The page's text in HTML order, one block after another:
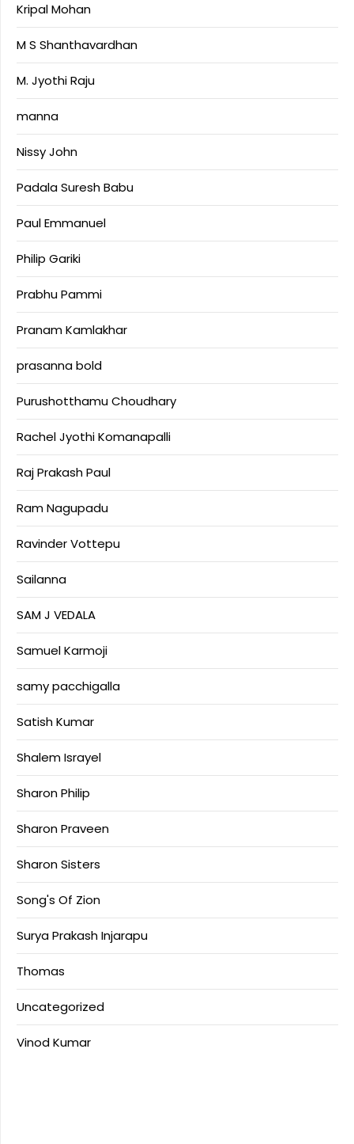
Kripal Mohan
M S Shanthavardhan
M. Jyothi Raju
manna
Nissy John
Padala Suresh Babu
Paul Emmanuel
Philip Gariki
Prabhu Pammi
Pranam Kamlakhar
prasanna bold
Purushotthamu Choudhary
Rachel Jyothi Komanapalli
Raj Prakash Paul
Ram Nagupadu
Ravinder Vottepu
Sailanna
SAM J VEDALA
Samuel Karmoji
samy pacchigalla
Satish Kumar
Shalem Israyel
Sharon Philip
Sharon Praveen
Sharon Sisters
Song's Of Zion
Surya Prakash Injarapu
Thomas
Uncategorized
Vinod Kumar